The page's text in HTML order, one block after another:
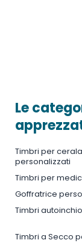
Le
Timbri per
personalizzati
Timbri per
Goffratrice
Timbri
Timbri a Secco